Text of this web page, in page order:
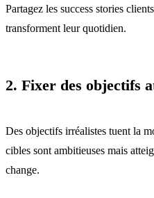
Partagez les success stories
transforment leur quotidien.
2. Fixer des objectifs
Des objectifs irréalistes tuent la
cibles sont ambitieuses mais
change.